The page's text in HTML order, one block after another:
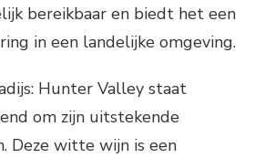
bereikbaar en biedt het een
in een landelijke omgeving.
Hunter Valley staat
om zijn uitstekende
Deze witte wijn is een